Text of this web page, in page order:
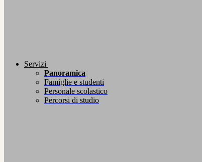
Servizi
Panoramica
Famiglie e studenti
Personale scolastico
Percorsi di studio